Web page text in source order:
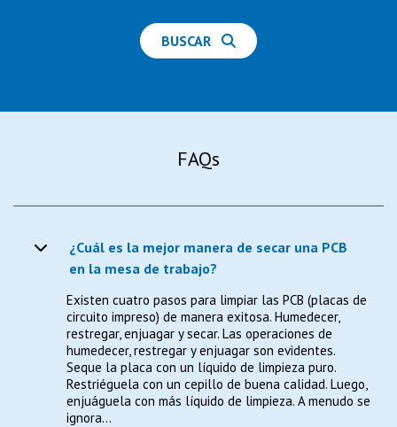
FAQs
¿Cuál es la mejor manera de secar una PCB
en la mesa de trabajo?
Existen cuatro pasos para limpiar las PCB (placas de
circuito impreso) de manera exitosa. Humedecer,
restregar, enjuagar y secar. Las operaciones de
humedecer, restregar y enjuagar son evidentes.
Seque la placa con un líquido de limpieza puro.
Restriéguela con un cepillo de buena calidad. Luego,
enjuáguela con más líquido de limpieza. A menudo se
ignora...